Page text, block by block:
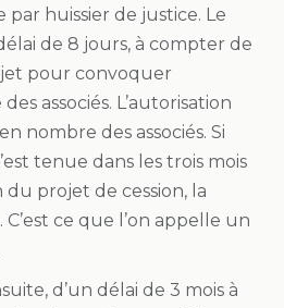
huissier de justice. Le
de 8 jours, à compter de
pour convoquer
associés. L’autorisation
nombre des associés. Si
tenue dans les trois mois
projet de cession, la
C’est ce que l’on appelle un
d’un délai de 3 mois à